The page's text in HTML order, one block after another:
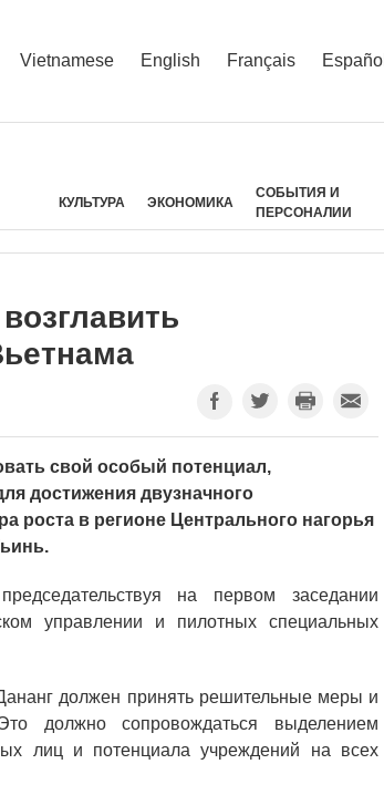
Vietnamese English Français Español
КУЛЬТУРА ЭКОНОМИКА
СОБЫТИЯ И
ПЕРСОНАЛИИ
свой особый потенциал,
достижения двузначного
роста в регионе Центрального нагорья
на первом заседании
управлении и пилотных специальных
должен принять решительные меры и
должно сопровождаться выделением
лиц и потенциала учреждений на всех